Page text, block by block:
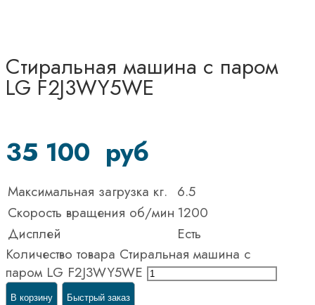
Стиральная машина с паром
LG F2J3WY5WE
35 100 руб
Максимальная загрузка кг. 6.5
Скорость вращения об/мин 1200
Дисплей
Есть
Количество товара Стиральная машина с
паром LG F2J3WY5WE
В корзину Быстрый заказ